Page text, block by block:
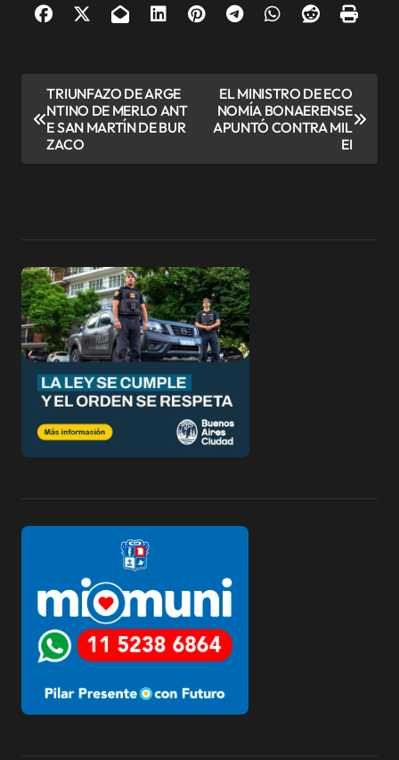
a
c
i
ó
n
r
TRIUNFAZO DE ARGE
NTINO DE MERLO ANT
E SAN MARTÍN DE BUR
ZACO
EL MINISTRO DE ECO
NOMÍA BONAERENSE
APUNTÓ CONTRA MIL
EI